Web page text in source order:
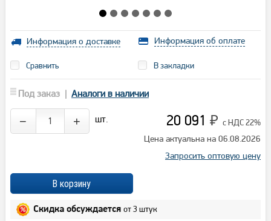
Информация о доставке Информация об оплате
Сравнить В закладки
Под заказ | Аналоги в наличии
− + шт. 20 091 ₽ с НДС 22%
Цена актуальна на 06.08.2026
Запросить оптовую цену
Скидка обсуждается от 3 штук